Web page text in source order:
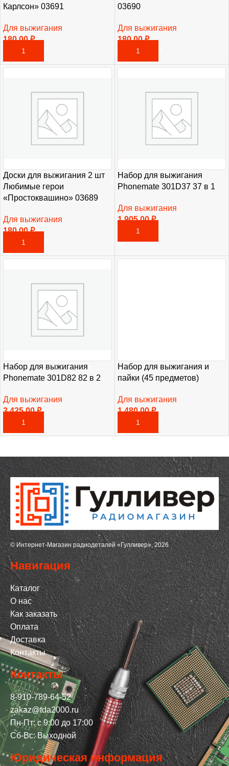
Карлсон» 03691
Для выжигания
180,00₽
В КОРЗИНУ
03690
Для выжигания
180,00₽
В КОРЗИНУ
Доски для выжигания 2 шт
Любимые герои
«Простоквашино» 03689
Для выжигания
180,00₽
В КОРЗИНУ
Набор для выжигания
Phonemate 301D37 37 в 1
Для выжигания
1 905,00₽
В КОРЗИНУ
Набор для выжигания
Phonemate 301D82 82 в 2
Для выжигания
3 425,00₽
В КОРЗИНУ
Набор для выжигания и
пайки (45 предметов)
Для выжигания
1 480,00₽
В КОРЗИНУ
© Интернет-Магазин радиодеталей «Гулливер», 2026
Навигация
Каталог
О нас
Как заказать
Оплата
Доставка
Контакты
Контакты
8-910-789-64-52
zakaz@tda2000.ru
Пн-Пт: с 9:00 до 17:00
Сб-Вс: Выходной
Юридическая информация